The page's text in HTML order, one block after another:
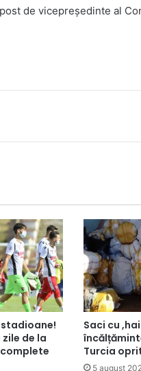
de vicepreședinte al
zile de la
Saci cu
Turcia
5 august